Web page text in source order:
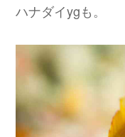
ハナダイygも。